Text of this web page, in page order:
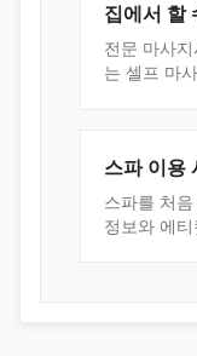
집에서 할
전문 마사
는 셀프 마
스파 이용
스파를 처
정보와 에